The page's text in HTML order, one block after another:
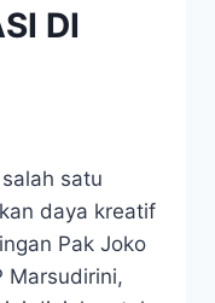
DI
satu
daya kreatif
Pak Joko
Marsudirini,